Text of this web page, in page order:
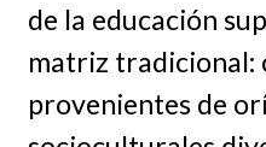
de la educación
matriz tradicional:
provenientes de